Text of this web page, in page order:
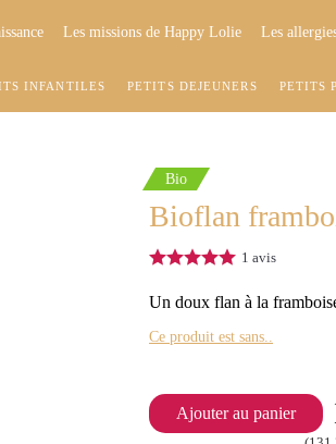
Les missions de Happy Lolie Les
INFANTILES PETITS DÉJEUNERS PETITS
Bio
Bioflan
1 avis
Un doux flan à la
Ce produit est sans..
Ajouter au panier